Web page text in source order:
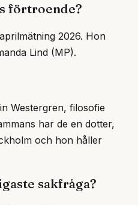
förtroende?
2026. Hon
Lind (MP).
Westergren, filosofie
har de en dotter,
och hon håller
sakfråga?